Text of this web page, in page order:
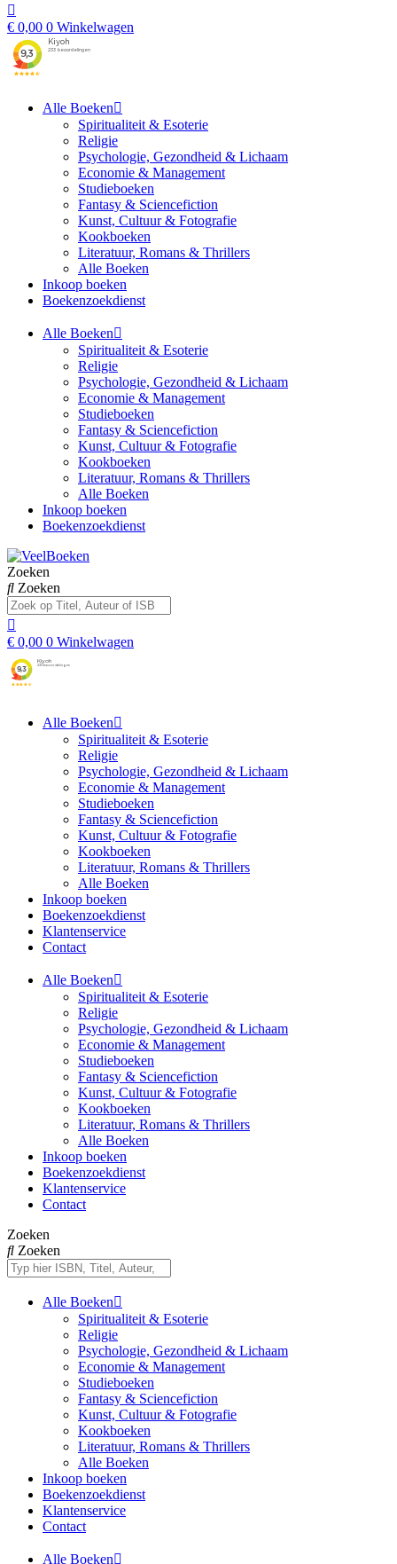
€ 0,00 0 Winkelwagen
Alle Boeken
Spiritualiteit & Esoterie
Religie
Psychologie, Gezondheid & Lichaam
Economie & Management
Studieboeken
Fantasy & Sciencefiction
Kunst, Cultuur & Fotografie
Kookboeken
Literatuur, Romans & Thrillers
Alle Boeken
Inkoop boeken
Boekenzoekdienst
Alle Boeken
Spiritualiteit & Esoterie
Religie
Psychologie, Gezondheid & Lichaam
Economie & Management
Studieboeken
Fantasy & Sciencefiction
Kunst, Cultuur & Fotografie
Kookboeken
Literatuur, Romans & Thrillers
Alle Boeken
Inkoop boeken
Boekenzoekdienst
Zoeken
Zoeken
€ 0,00 0 Winkelwagen
Alle Boeken
Spiritualiteit & Esoterie
Religie
Psychologie, Gezondheid & Lichaam
Economie & Management
Studieboeken
Fantasy & Sciencefiction
Kunst, Cultuur & Fotografie
Kookboeken
Literatuur, Romans & Thrillers
Alle Boeken
Inkoop boeken
Boekenzoekdienst
Klantenservice
Contact
Alle Boeken
Spiritualiteit & Esoterie
Religie
Psychologie, Gezondheid & Lichaam
Economie & Management
Studieboeken
Fantasy & Sciencefiction
Kunst, Cultuur & Fotografie
Kookboeken
Literatuur, Romans & Thrillers
Alle Boeken
Inkoop boeken
Boekenzoekdienst
Klantenservice
Contact
Zoeken
Zoeken
Alle Boeken
Spiritualiteit & Esoterie
Religie
Psychologie, Gezondheid & Lichaam
Economie & Management
Studieboeken
Fantasy & Sciencefiction
Kunst, Cultuur & Fotografie
Kookboeken
Literatuur, Romans & Thrillers
Alle Boeken
Inkoop boeken
Boekenzoekdienst
Klantenservice
Contact
Alle Boeken